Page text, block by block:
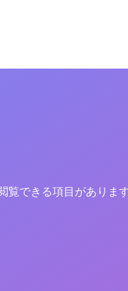
覧できる項目がありま